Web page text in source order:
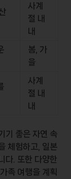
사계
절 내
내
봄, 가
을
사계
절 내
내
기 좋은 자연 속
체험하고, 일본
다. 또한 다양한
족 여행을 계획